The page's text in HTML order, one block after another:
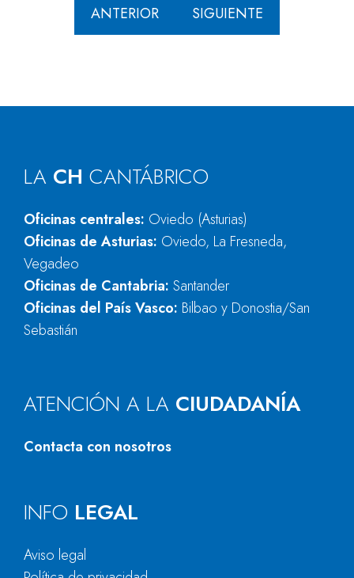
ANTERIOR SIGUIENTE
LA CH CANTÁBRICO
Oficinas centrales: Oviedo (Asturias)
Oficinas de Asturias: Oviedo, La Fresneda,
Vegadeo
Oficinas de Cantabria: Santander
Oficinas del País Vasco: Bilbao y Donostia/San
Sebastián
ATENCIÓN A LA CIUDADANÍA
Contacta con nosotros
INFO LEGAL
Aviso legal